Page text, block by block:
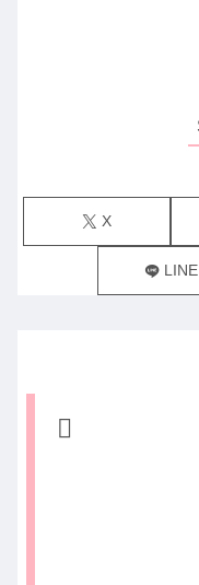
X
LINE